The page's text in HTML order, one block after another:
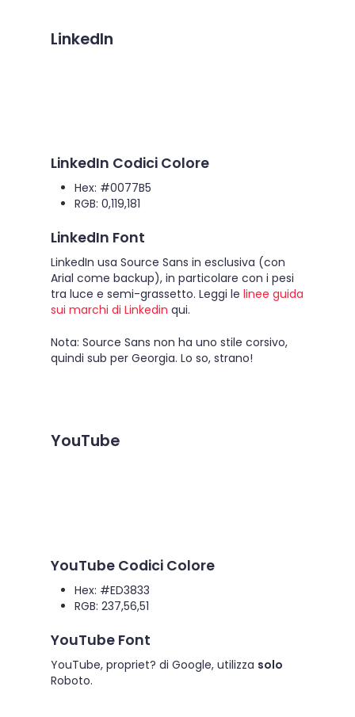
LinkedIn
LinkedIn Codici Colore
Hex: #0077B5
RGB: 0,119,181
LinkedIn Font
LinkedIn usa Source Sans in esclusiva (con
Arial come backup), in particolare con i pesi
tra luce e semi-grassetto. Leggi lelinee guida
sui marchi di Linkedin qui.
Nota: Source Sans non ha uno stile corsivo,
quindi sub per Georgia. Lo so, strano!
YouTube
YouTube Codici Colore
Hex: #ED3833
RGB: 237,56,51
YouTube Font
YouTube, propriet? di Google, utilizza solo
Roboto.